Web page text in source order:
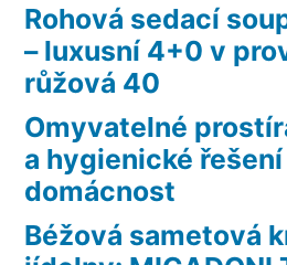
Rohová sedací
– luxusní 4+0 v
růžová 40
Omyvatelné
a hygienické
domácnost
Béžová sametová